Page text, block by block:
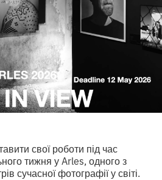
свої роботи під час
тижня у Arles, одного з
сучасної фотографії у світі.